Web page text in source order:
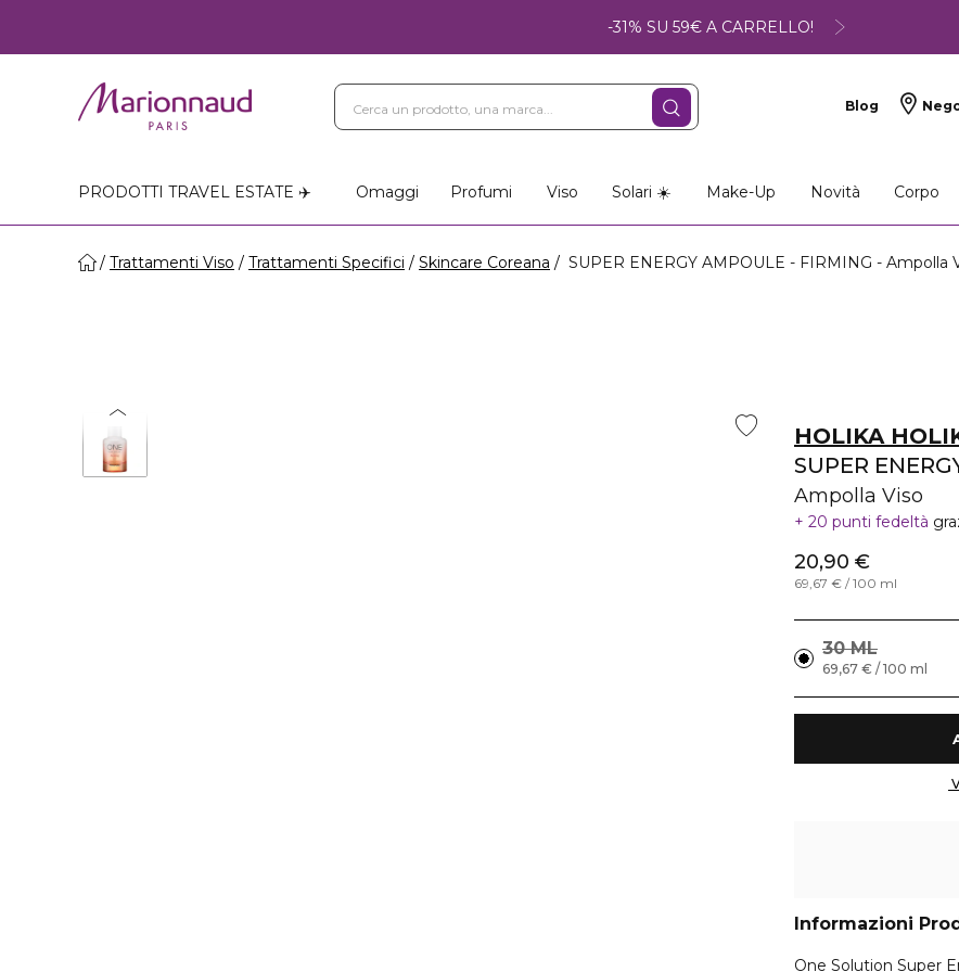
-31% SU 59€ A CARRELLO!
Blog
PRODOTTI TRAVEL ESTATE ✈️ Omaggi Profumi Viso Solari ☀️ Make-Up Novità Corpo
Trattamenti Viso Trattamenti Specifici Skincare Coreana SUPER ENERGY AMPOULE - FIRMING - Ampolla
HOLIKA
SUPER
Ampolla Viso
20 punti fedeltà
20,90 €
69,67 € / 100 ml
30 ML
69,67 € / 100 ml
Informazioni
One Solution Super